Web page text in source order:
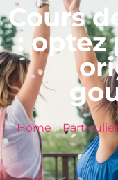
Cours
: optez
Home»